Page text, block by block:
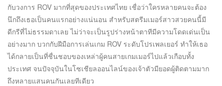
กับวงการ ROV มากที่สุดของประเทศไทย เชื่อว่าใครหลายคนจะต้อง
นึกถึงเธอเป็นคนแรกอย่างแน่นอน สำหรับสตรีมเมอร์สาวสวยคนนี้มี
ดีกรีที่ไม่ธรรมดาเลย ไม่ว่าจะเป็นรูปร่างหน้าตาทีมีความโดดเด่นเป็น
อย่างมาก บวกกับฝีมือการเล่นเกม ROV ระดับโปรเพลเยอร์ ทำให้เธอ
ได้กลายเป็นที่ชื่นชอบของเหล่าผู้คนสายเกมเมอร์ไปแล้วเกือบทั้ง
ประเทศ จนปัจจุบันในโซเชียลออนไลน์ของเจ้าตัวมียอดผู้ติดตามมาก
ถึงหลายแสนคนกันเลยทีเดียว